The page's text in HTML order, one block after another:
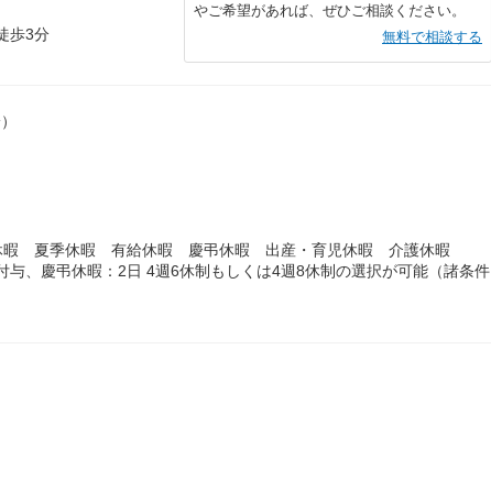
歩3分
やご希望があれば、ぜひご相談ください。
無料で相談する
夏季休暇 有給休暇 慶弔休暇 出産・育児休暇 介護休暇
与、慶弔休暇：2日 4週6休制もしくは4週8休制の選択が可能（諸条件